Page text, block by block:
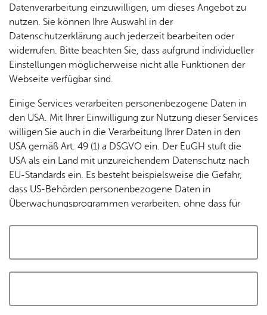
Cookie-Hinweis
Zum Laden dieser Karte wird eine Verbindung zu externen
Servern hergestellt. Diese verwenden Cookies und andere
Tracking-Technologien, um die Bedienung zu
personalisieren und zu verbessern. Weitere Informationen
finden Sie in unsererDatenschutzerklärung
Cookies akzeptieren und Karte laden
Datenverarbeitung einzuwilligen, um dieses Angebot zu
nutzen. Sie können Ihre Auswahl in der
Datenschutzerklärung auch jederzeit bearbeiten oder
widerrufen. Bitte beachten Sie, dass aufgrund individueller
Einstellungen möglicherweise nicht alle Funktionen der
Webseite verfügbar sind.
Einige Services verarbeiten personenbezogene Daten in
den USA. Mit Ihrer Einwilligung zur Nutzung dieser Services
willigen Sie auch in die Verarbeitung Ihrer Daten in den
USA gemäß Art. 49 (1) a DSGVO ein. Der EuGH stuft die
USA als ein Land mit unzureichendem Datenschutz nach
EU-Standards ein. Es besteht beispielsweise die Gefahr,
dass US-Behörden personenbezogene Daten in
Überwachungsprogrammen verarbeiten, ohne dass für